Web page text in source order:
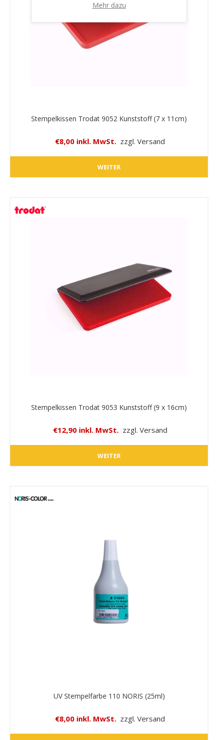
Stempelkissen Trodat 9052 Kunststoff (7 x 11cm)
€8,00 inkl. MwSt. zzgl. Versand
WEITER
Stempelkissen Trodat 9053 Kunststoff (9 x 16cm)
€12,90 inkl. MwSt. zzgl. Versand
WEITER
UV Stempelfarbe 110 NORIS (25ml)
€8,00 inkl. MwSt. zzgl. Versand
Mehr dazu